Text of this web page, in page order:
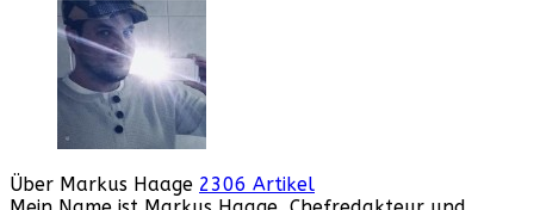
Über Markus Haage 2306 Artikel